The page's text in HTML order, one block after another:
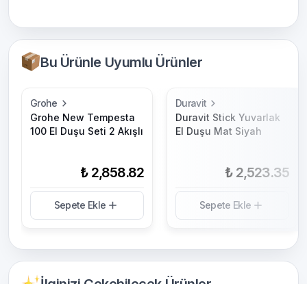
Bu Ürünle Uyumlu Ürünler
Grohe
Grohe New Tempesta
100 El Duşu Seti 2 Akışlı
₺ 2,858.82
Sepete Ekle
Duravit
Duravit Stick Yuvarlak
El Duşu Mat Siyah
₺ 2,523.35
Sepete Ekle